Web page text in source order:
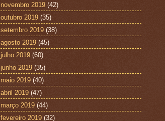
novembro 2019 (42)
outubro 2019 (35)
setembro 2019 (38)
agosto 2019 (45)
julho 2019 (60)
junho 2019 (35)
maio 2019 (40)
abril 2019 (47)
março 2019 (44)
fevereiro 2019 (32)